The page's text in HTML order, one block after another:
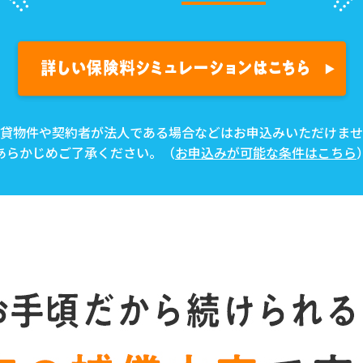
物件や契約者が法人である場合などはお申込みいただけま
らかじめご了承ください。（お申込みが可能な条件はこちら